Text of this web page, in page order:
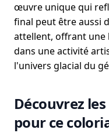
œuvre unique qui
final peut être aussi
attellent, offrant une
dans une activité
l'univers glacial du
Découvrez
pour ce